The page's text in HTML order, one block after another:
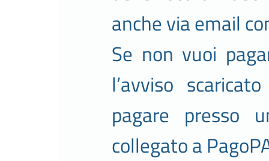
anche via email
Se non vuoi
l’avviso
pagare presso
collegato a